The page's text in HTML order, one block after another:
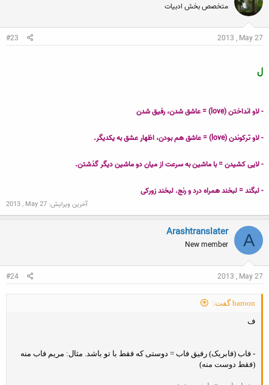
متخصص بخش ادبیات
2013 , May 27
#23
ل
- لاو انداختن (love) = عاشق شدن، رفیق شدن
- لاو ترکوندن (love) = عاشق هم بودن، اظهار عشق به یکدیگر.
- لایی کشیدن = با ماشین به سرعت از میان دو ماشین دیگر گذشتن.
- لبگند = لبخند همراه درد و رنج. لبخند زورکی
آخرین ویرایش: 2013 , May 27
A
Arashtranslater
New member
2013 , May 27
#24
baroon گفت:
ف
- فاب (فابریک) رفیق فاب = دوستی که فقط با تو باشد. مثال: مریم فاب منه
(فقط دوست منه)